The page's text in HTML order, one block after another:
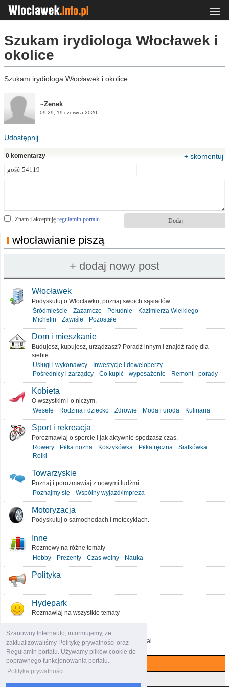
Szanowny Internauto, informujemy, że
zaktualizowaliśmy Politykę prywatności oraz
Regulamin portalu. Używamy plików cookie do
poprawnego funkcjonowania portalu.
Polityka prywatności
Szukam irydiologa Włocławek i
okolice
Szukam irydiologa Włocławek i okolice
~Zenek
09:29, 19 czerwca 2020
Udostępnij
0 komentarzy + skomentuj
Znam i akceptuję regulamin portalu
włocławianie piszą
Włocławek
Podyskutuj o Włocławku, poznaj swoich sąsiadów.
Śródmieście
Zazamcze Południe
Kazimierza Wielkiego
Michelin
Zawiśle Pozostałe
Dom i mieszkanie
Budujesz, kupujesz, urządzasz? Poradź innym i znajdź radę dla
siebie.
Usługi i wykonawcy
Inwestycje i deweloperzy
Pośrednicy i zarządcy
Co kupić - wyposażenie Remont - porady
Kobieta
O wszystkim i o niczym.
Wesele
Rodzina i dziecko Zdrowie Moda i uroda Kulinaria
Sport i rekreacja
Porozmawiaj o sporcie i jak aktywnie spędzasz czas.
Rowery
Piłka nożna Koszykówka Piłka ręczna
Siatkówka
Rolki
Towarzyskie
Poznaj i porozmawiaj z nowymi ludźmi.
Poznajmy się
Wspólny wyjazd/impreza
Motoryzacja
Podyskutuj o samochodach i motocyklach.
Inne
Rozmowy na różne tematy
Hobby
Prezenty Czas wolny Nauka
Polityka
Hydepark
Rozmawiaj na wszystkie tematy
O portalu
Podziel się pomysłami, które ulepszą portal.
Najczęściej komentowane (7 dni)